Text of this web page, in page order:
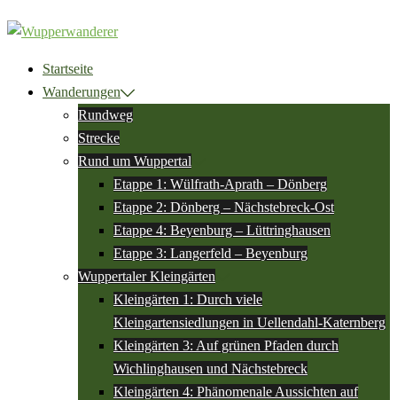
Zum
Inhalt
springenStartseite
Wanderungen
Rundweg
Strecke
Rund um Wuppertal
Etappe 1: Wülfrath-Aprath – Dönberg
Etappe 2: Dönberg – Nächstebreck-Ost
Etappe 4: Beyenburg – Lüttringhausen
Etappe 3: Langerfeld – Beyenburg
Wuppertaler Kleingärten
Kleingärten 1: Durch viele
Kleingartensiedlungen in Uellendahl-Katernberg
Kleingärten 3: Auf grünen Pfaden durch
Wichlinghausen und Nächstebreck
Kleingärten 4: Phänomenale Aussichten auf